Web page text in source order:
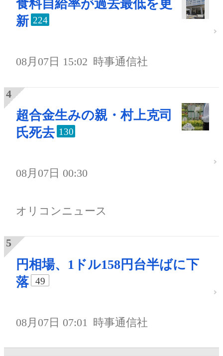
食料自給率が過去最低を更
新 224
08月07日 15:02 時事通信社
超合金生みの親・村上克司
氏死去 130
08月07日 00:30
オリコンニュース
円相場、1ドル158円台半ばに下
落
49
08月07日 07:01 時事通信社